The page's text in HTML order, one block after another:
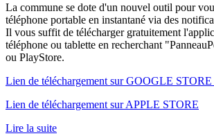
La commune se dote d'un nouvel outil pour
téléphone portable en instantané via des
Il vous suffit de télécharger gratuitement
téléphone ou tablette en recherchant
ou PlayStore.
Lien de téléchargement sur GOOGLE
Lien de téléchargement sur APPLE STORE
Lire la suite